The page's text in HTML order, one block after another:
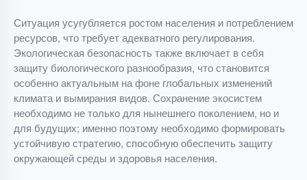
Ситуация усугубляется ростом населения и потреблением
ресурсов, что требует адекватного регулирования.
Экологическая безопасность также включает в себя
защиту биологического разнообразия, что становится
особенно актуальным на фоне глобальных изменений
климата и вымирания видов. Сохранение экосистем
необходимо не только для нынешнего поколением, но и
для будущих; именно поэтому необходимо формировать
устойчивую стратегию, способную обеспечить защиту
окружающей среды и здоровья населения.